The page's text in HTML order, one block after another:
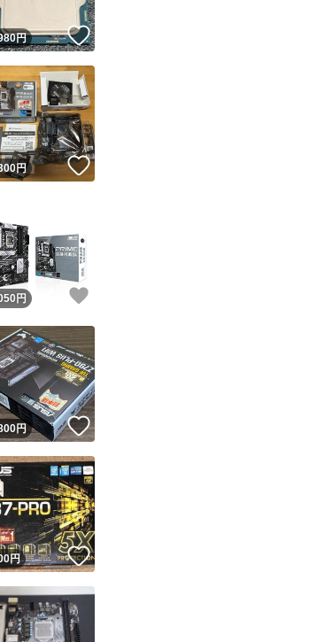
！円 いいね！
！円 いいね！
！円
！円 いいね！
！
円 いいね！